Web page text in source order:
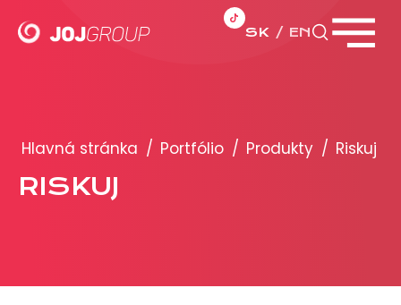
SK EN
Brandy
Produkty
Hlavná stránka / Portfólio / Produkty / Riskuj
RISKUJ